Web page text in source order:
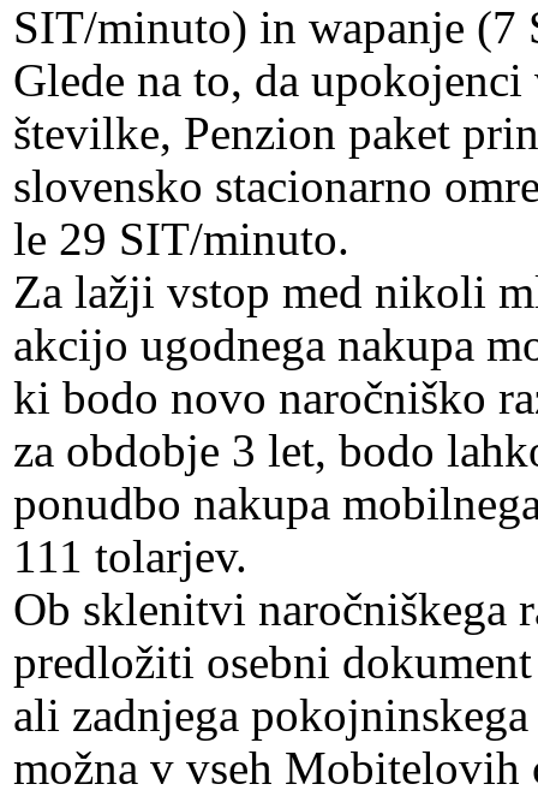
SIT/minuto) in wapanje (7
Glede na to, da
številke, Penzion paket
slovensko stacionarno
le 29 SIT/minuto.
Za lažji vstop med nikoli
akcijo ugodnega nakupa
ki bodo novo naročniško
za obdobje 3 let, bodo
ponudbo nakupa
111 tolarjev.
Ob sklenitvi naročniškega
predložiti osebni
ali zadnjega
možna v vseh